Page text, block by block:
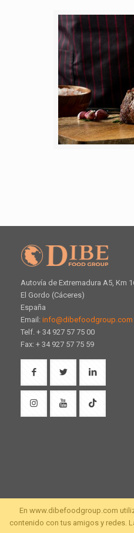
Autovía de Extremadura A5, Km
El Gordo (Cáceres)
España
Email: info@dibefoodgroup.com
Telf. + 34 927 57 75 00
Fax: + 34 927 57 75 59
En www.dibefoodgroup.com
contenido con tus amigos y redes.